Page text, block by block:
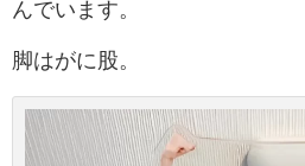
んでいます。
脚はがに股。